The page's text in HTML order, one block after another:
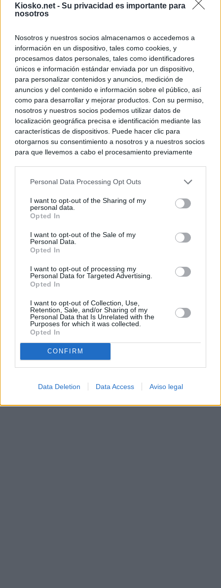
Kiosko.net - Su privacidad es importante para
nosotros
Nosotros y nuestros socios almacenamos o accedemos a
información en un dispositivo, tales como cookies, y
procesamos datos personales, tales como identificadores
únicos e información estándar enviada por un dispositivo,
para personalizar contenidos y anuncios, medición de
anuncios y del contenido e información sobre el público, así
como para desarrollar y mejorar productos. Con su permiso,
nosotros y nuestros socios podemos utilizar datos de
localización geográfica precisa e identificación mediante las
características de dispositivos. Puede hacer clic para
otorgarnos su consentimiento a nosotros y a nuestros socios
para que llevemos a cabo el procesamiento previamente
negar su consentimiento. Tenga en cuenta que algún
de su consentimiento, pero usted tiene el derecho de
rechazar tal procesamiento. Sus preferencias se aplicarán
cualquier momento entrando de nuevo en este sitio web o
visitando nuestra política de privacidad.
Personal Data Processing Opt Outs
I want to opt-out of the Sharing of my
personal data.
Opted In
I want to opt-out of the Sale of my
Personal Data.
Opted In
I want to opt-out of processing my
Personal Data for Targeted Advertising.
Opted In
I want to opt-out of Collection, Use,
Retention, Sale, and/or Sharing of my
Personal Data that Is Unrelated with the
Purposes for which it was collected.
Opted In
CONFIRM
Data Deletion Data Access Aviso legal